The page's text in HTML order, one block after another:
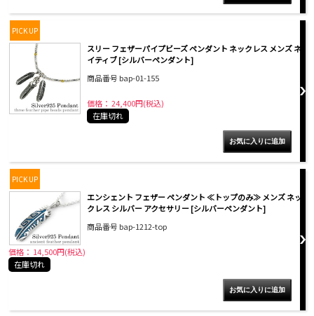
PICK UP
スリー フェザーパイプビーズ ペンダント ネックレス メンズ ネ
イティブ [シルバーペンダント]
商品番号 bap-01-155
価格： 24,400円(税込)
在庫切れ
PICK UP
エンシェント フェザー ペンダント ≪トップのみ≫ メンズ ネッ
クレス シルバー アクセサリー [シルバーペンダント]
商品番号 bap-1212-top
価格： 14,500円(税込)
在庫切れ